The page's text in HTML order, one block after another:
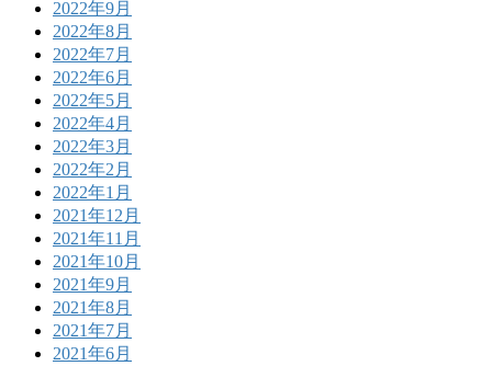
2022年9月
2022年8月
2022年7月
2022年6月
2022年5月
2022年4月
2022年3月
2022年2月
2022年1月
2021年12月
2021年11月
2021年10月
2021年9月
2021年8月
2021年7月
2021年6月